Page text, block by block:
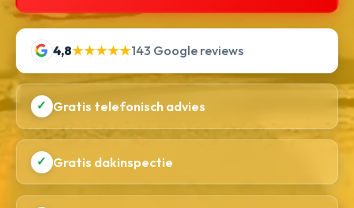
4,8★★★★★143 Google reviews
✓ Gratis telefonisch advies
✓ Gratis dakinspectie